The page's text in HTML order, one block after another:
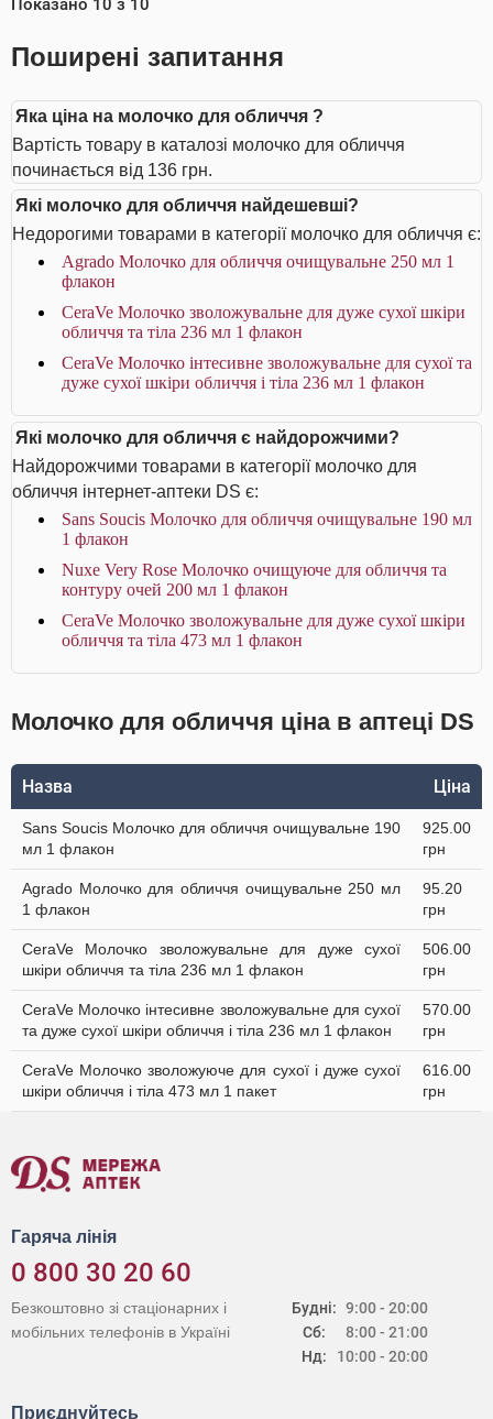
Показано 10 з 10
Поширені запитання
Яка ціна на молочко для обличчя ?
Вартість товару в каталозі молочко для обличчя
починається від 136 грн.
Які молочко для обличчя найдешевші?
Недорогими товарами в категорії молочко для обличчя є:
Agrado Молочко для обличчя очищувальне 250 мл 1
флакон
CeraVe Молочко зволожувальне для дуже сухої шкіри
обличчя та тіла 236 мл 1 флакон
CeraVe Молочко інтесивне зволожувальне для сухої та
дуже сухої шкіри обличчя і тіла 236 мл 1 флакон
Які молочко для обличчя є найдорожчими?
Найдорожчими товарами в категорії молочко для
обличчя інтернет-аптеки DS є:
Sans Soucis Молочко для обличчя очищувальне 190 мл
1 флакон
Nuxe Very Rose Молочко очищуюче для обличчя та
контуру очей 200 мл 1 флакон
CeraVe Молочко зволожувальне для дуже сухої шкіри
обличчя та тіла 473 мл 1 флакон
Молочко для обличчя ціна в аптеці DS
Назва Ціна
Sans Soucis Молочко для обличчя очищувальне 190
мл 1 флакон
925.00
грн
Agrado Молочко для обличчя очищувальне 250 мл
1 флакон
95.20
грн
CeraVe Молочко зволожувальне для дуже сухої
шкіри обличчя та тіла 236 мл 1 флакон
506.00
грн
CeraVe Молочко інтесивне зволожувальне для сухої
та дуже сухої шкіри обличчя і тіла 236 мл 1 флакон
570.00
грн
CeraVe Молочко зволожуюче для сухої і дуже сухої
шкіри обличчя і тіла 473 мл 1 пакет
616.00
грн
Гаряча лінія
0 800 30 20 60
Будні:
Сб:
Нд:
9:00 - 20:00
8:00 - 21:00
10:00 - 20:00
Безкоштовно зі стаціонарних і
мобільних телефонів в Україні
Приєднуйтесь